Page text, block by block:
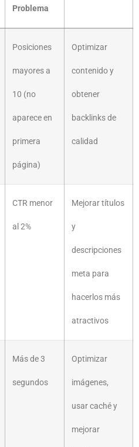
Problema
Posiciones
mayores a
10 (no
aparece en
primera
página)
Optimizar
contenido y
obtener
backlinks de
calidad
CTR menor
al 2%
Mejorar títulos
y
descripciones
meta para
hacerlos más
atractivos
Más de 3
segundos
Optimizar
imágenes,
usar caché y
mejorar